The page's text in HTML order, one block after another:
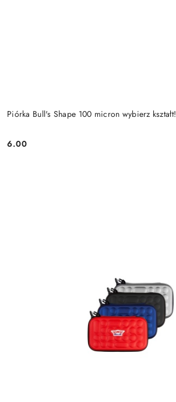
Piórka Bull's Shape 100 micron wybierz kształt!
Cena:
6.00